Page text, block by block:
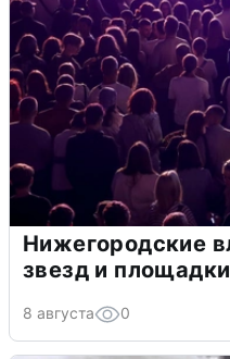
Нижегородские
звезд и
8 августа 0